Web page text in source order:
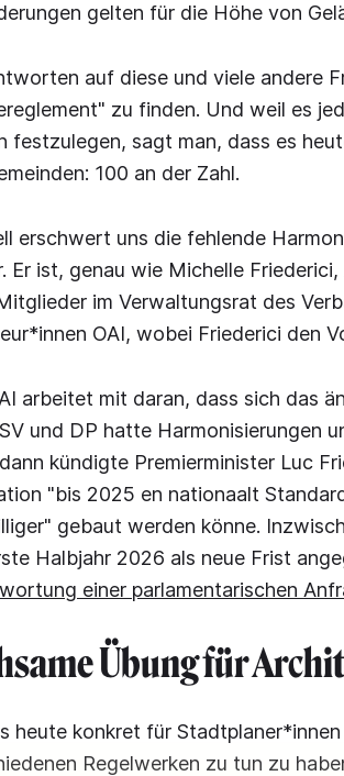
gelten für die Höhe von
auf diese und viele andere
zu finden. Und weil es
festzulegen, sagt man, dass es
100 an der Zahl.
erschwert uns die fehlende
Er ist, genau wie Michelle
im Verwaltungsrat des
OAI, wobei Friederici den
arbeitet mit daran, dass sich das
und DP hatte Harmonisierungen
kündigte Premierminister Luc
"bis 2025 en nationaalt
gebaut werden könne.
Halbjahr 2026 als neue Frist
einer parlamentarischen
Übung für
heute konkret für
Regelwerken zu tun zu